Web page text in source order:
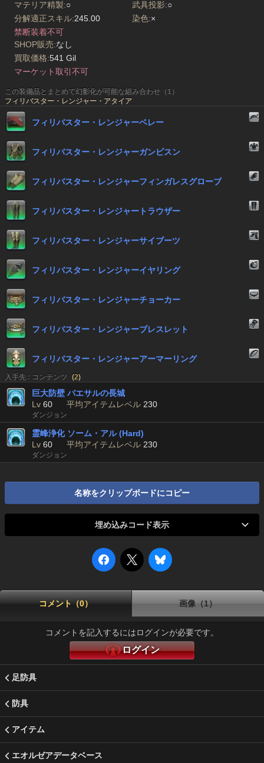
マテリア精製:○ 武具投影:○
分解適正スキル:245.00 染色:×
禁断装着不可
SHOP販売:なし
買取価格:541 Gil
マーケット取引不可
この装備品とまとめて幻影化が可能な組み合わせ（1）
フィリバスター・レンジャー・アタイア
フィリバスター・レンジャーベレー
フィリバスター・レンジャーガンビスン
フィリバスター・レンジャーフィンガレスグローブ
フィリバスター・レンジャートラウザー
フィリバスター・レンジャーサイブーツ
フィリバスター・レンジャーイヤリング
フィリバスター・レンジャーチョーカー
フィリバスター・レンジャーブレスレット
フィリバスター・レンジャーアーマーリング
入手先 : コンテンツ (2)
巨大防壁 バエサルの長城
Lv 60 平均アイテムレベル 230
ダンジョン
霊峰浄化 ソーム・アル (Hard)
Lv 60 平均アイテムレベル 230
ダンジョン
名称をクリップボードにコピー
埋め込みコード表示
コメント（0） 画像（1）
コメントを記入するにはログインが必要です。
ログイン
足防具
防具
アイテム
エオルゼアデータベース